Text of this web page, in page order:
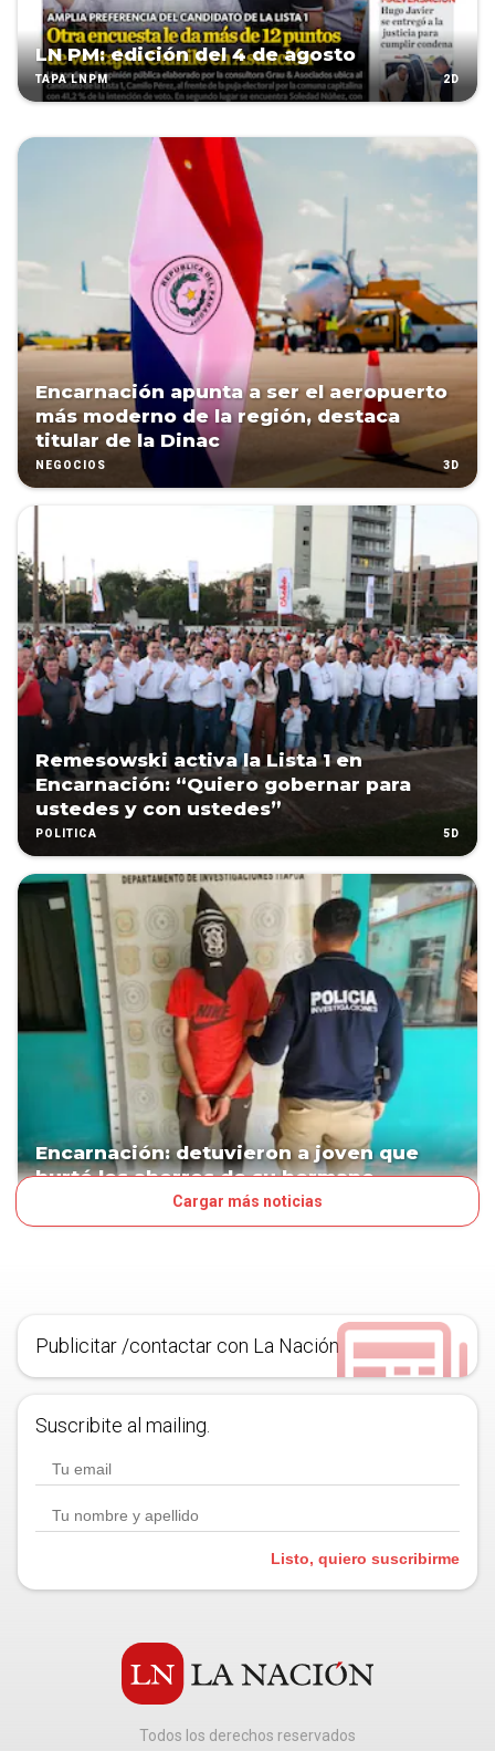
LN PM: edición del 4 de agosto
TAPA LNPM 2D
Encarnación apunta a ser el aeropuerto
más moderno de la región, destaca
titular de la Dinac
NEGOCIOS 3D
Remesowski activa la Lista 1 en
Encarnación: “Quiero gobernar para
ustedes y con ustedes”
POLÍTICA 5D
Encarnación: detuvieron a joven que
hurtó los ahorros de su hermano
Cargar más noticias
Publicitar /contactar con La Nación
Suscribite al mailing.
Listo, quiero suscribirme
Todos los derechos reservados